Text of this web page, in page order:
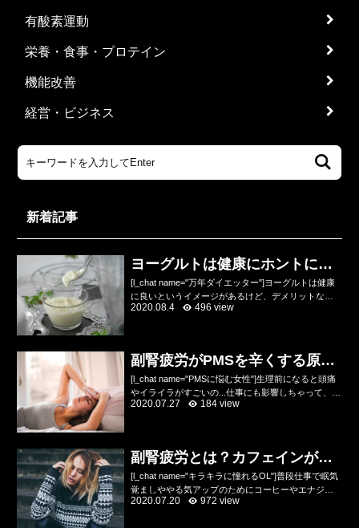
有酸素運動
栄養・食事・プロテイン
機能改善
経営・ビジネス
新着記事
ヨーグルトは健康にホントにい
いのかデメリットを解説
[l_chat name="万年ダイエッター"]ヨーグルトは健康
に良いというイメージがあるけど、デメリットなん
てあるの？乳酸菌やビフィズス菌が入っていて便秘
2020.08.4 496 view
副腎疲労がPMSを辛くする原因
をトレーナーが解説
[l_chat name="PMSに悩む女性"]生理前になると頭痛
やイライラがすごいの...仕事にも影響しちゃって、ひ
どい時は会社を休んじゃうの...どうにか改善したいん
2020.07.27 184 view
副腎疲労とは？カフェインが悪
化させる原因！？
[l_chat name="キラキラに憧れるOL"]普段仕事で眠気
覚ましややる気アップのためにコーヒーやエナジー
ドリンクを飲んでるけど、デメリットもために耳に
2020.07.20 972 view